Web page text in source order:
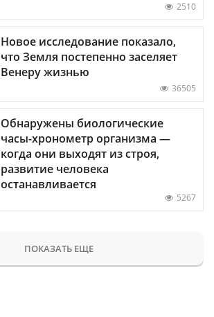
2510
Новое исследование показало,
что Земля постепенно заселяет
Венеру жизнью
36505
Обнаружены биологические
часы-хронометр организма —
когда они выходят из строя,
развитие человека
останавливается
5267
ПОКАЗАТЬ ЕЩЕ